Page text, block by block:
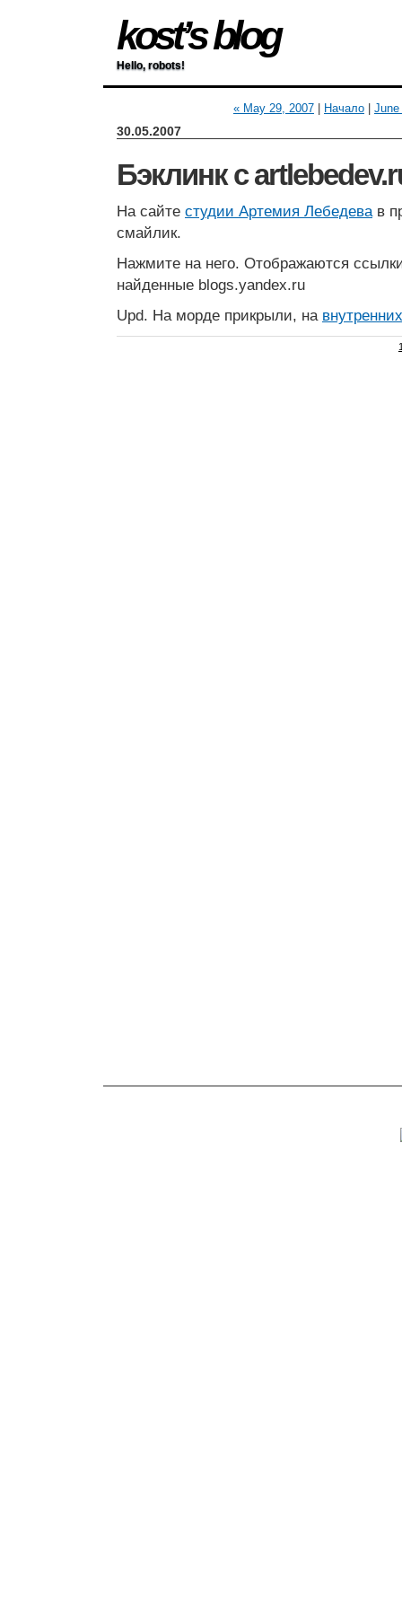
kost’s blog
Hello, robots!
« May 29, 2007 Начало June
30.05.2007
Бэклинк с
На сайте студии Артемия Лебедевав
смайлик.
Нажмите на него. Отображаются
найденные blogs.yandex.ru
Upd. На морде прикрыли, на внутренних